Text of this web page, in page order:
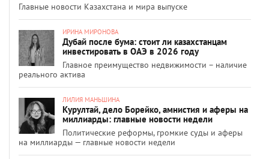
Главные новости Казахстана и мира выпуске
ИРИНА МИРОНОВА
Дубай после бума: стоит ли казахстанцам
инвестировать в ОАЭ в 2026 году
Главное преимущество недвижимости – наличие
реального актива
ЛИЛИЯ МАНЬШИНА
Курултай, дело Борейко, амнистия и аферы на
миллиарды: главные новости недели
Политические реформы, громкие суды и аферы
на миллиарды — главные новости недели